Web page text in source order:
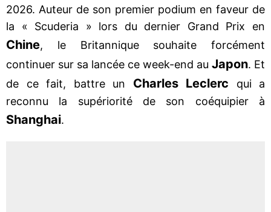
2026. Auteur de son premier podium en faveur de
la « Scuderia » lors du dernier Grand Prix en
Chine, le Britannique souhaite forcément
continuer sur sa lancée ce week-end au Japon. Et
de ce fait, battre un Charles Leclerc qui a
reconnu la supériorité de son coéquipier à
Shanghai.